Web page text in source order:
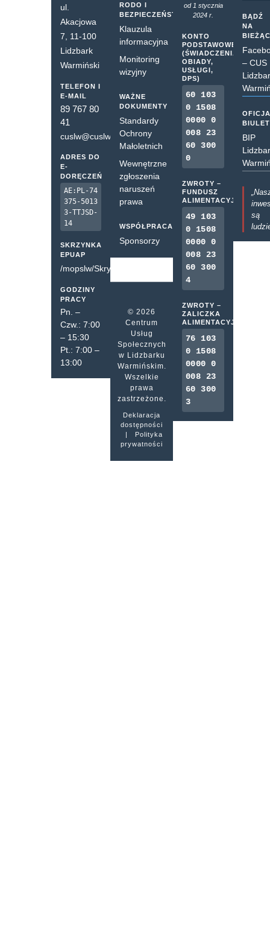
ul.
Akacjowa
7, 11-100
Lidzbark
Warmiński
TELEFON I
E-MAIL
89 767 80
41
cuslw@cuslw.pl
ADRES DO
E-
DORĘCZEŃ
AE:PL-74
375-5013
3-TTJSD-
14
SKRZYNKA
EPUAP
/mopslw/SkrytkaESP
GODZINY
PRACY
Pn. –
Czw.: 7:00
– 15:30
Pt.: 7:00 –
13:00
RODO I
BEZPIECZEŃSTWO
Klauzula
informacyjna
Monitoring
wizyjny
WAŻNE
DOKUMENTY
Standardy
Ochrony
Małoletnich
Wewnętrzne
zgłoszenia
naruszeń
prawa
WSPÓŁPRACA
Sponsorzy
© 2026
Centrum
Usług
Społecznych
w Lidzbarku
Warmińskim.
Wszelkie
prawa
zastrzeżone.
Deklaracja
dostępności
|
Polityka
prywatności
od 1 stycznia
2024 r.
KONTO
PODSTAWOWE
(ŚWIADCZENIA,
OBIADY,
USŁUGI,
DPS)
60 103
0 1508
0000 0
008 23
60 300
0
ZWROTY –
FUNDUSZ
ALIMENTACYJNY
49 103
0 1508
0000 0
008 23
60 300
4
ZWROTY –
ZALICZKA
ALIMENTACYJNA
76 103
0 1508
0000 0
008 23
60 300
3
BĄDŹ
NA
– CUS
BIP
są